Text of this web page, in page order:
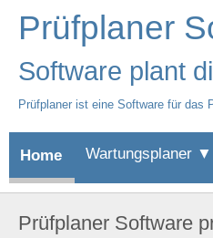
Prüfplaner
Software plant
Prüfplaner ist eine Software für das
Home Wartungsplaner ▼
Prüfplaner Software